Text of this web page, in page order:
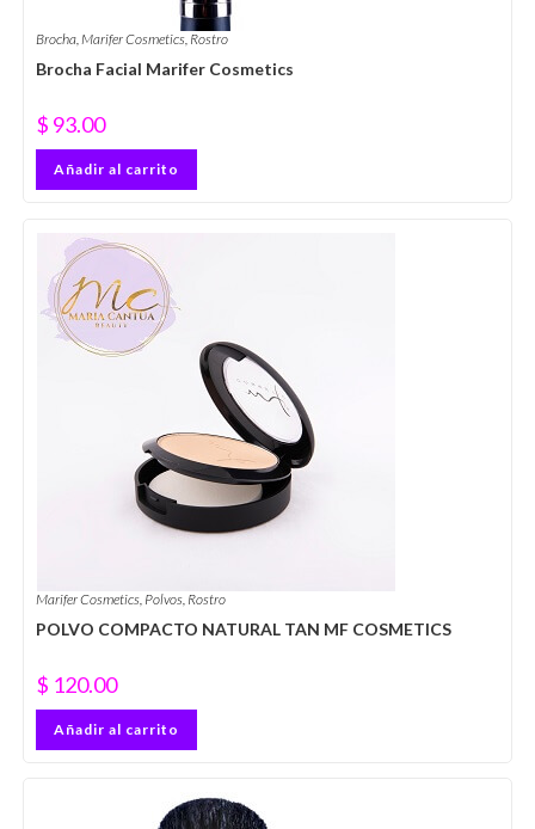
Brocha,Marifer Cosmetics, Rostro
Brocha Facial Marifer Cosmetics
$ 93.00
Añadir al carrito
Marifer Cosmetics, Polvos, Rostro
POLVO COMPACTO NATURAL TAN MF COSMETICS
$ 120.00
Añadir al carrito